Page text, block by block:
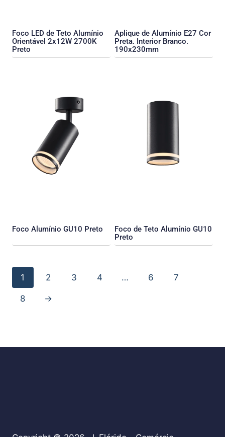
Foco LED de Teto Alumínio
Orientável 2x12W 2700K
Preto
Aplique de Alumínio E27 Cor
Preta. Interior Branco.
190x230mm
Foco Alumínio GU10 Preto
Foco de Teto Alumínio GU10
Preto
1 2 3 4 … 6 7
8 →